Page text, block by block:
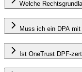
Welche
Muss ich ein DPA
Ist OneTrust DPF-